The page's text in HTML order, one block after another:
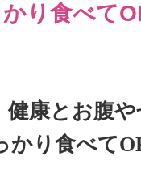
り食べて
健康とお腹
かり食べて